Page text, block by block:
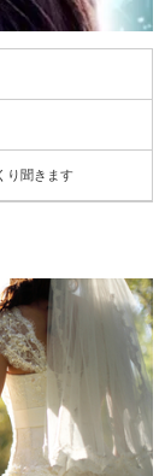
り聞きます